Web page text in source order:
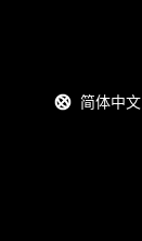
简体中文